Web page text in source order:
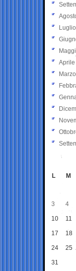
Aprile
L M
3 4
10 11
17 18
24 25
31